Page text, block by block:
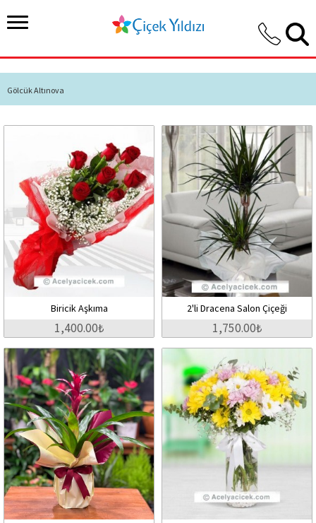
Gölcük Altınova
Biricik Aşkıma
1,400.00₺
2'li Dracena Salon Çiçeği
1,750.00₺